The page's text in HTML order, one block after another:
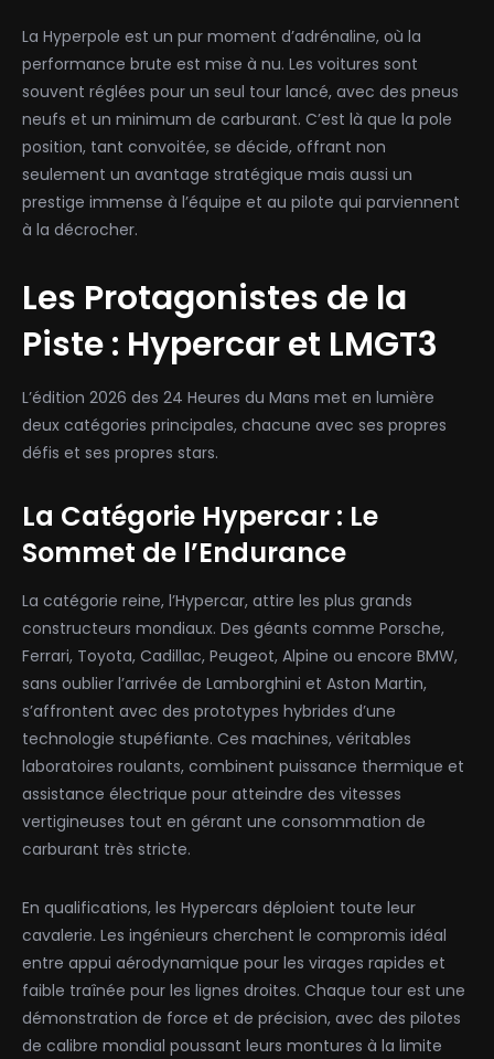
La Hyperpole est un pur moment d’adrénaline, où la
performance brute est mise à nu. Les voitures sont
souvent réglées pour un seul tour lancé, avec des pneus
neufs et un minimum de carburant. C’est là que la pole
position, tant convoitée, se décide, offrant non
seulement un avantage stratégique mais aussi un
prestige immense à l’équipe et au pilote qui parviennent
à la décrocher.
Les Protagonistes de la
Piste : Hypercar et LMGT3
L’édition 2026 des 24 Heures du Mans met en lumière
deux catégories principales, chacune avec ses propres
défis et ses propres stars.
La Catégorie Hypercar : Le
Sommet de l’Endurance
La catégorie reine, l’Hypercar, attire les plus grands
constructeurs mondiaux. Des géants comme Porsche,
Ferrari, Toyota, Cadillac, Peugeot, Alpine ou encore BMW,
sans oublier l’arrivée de Lamborghini et Aston Martin,
s’affrontent avec des prototypes hybrides d’une
technologie stupéfiante. Ces machines, véritables
laboratoires roulants, combinent puissance thermique et
assistance électrique pour atteindre des vitesses
vertigineuses tout en gérant une consommation de
carburant très stricte.
En qualifications, les Hypercars déploient toute leur
cavalerie. Les ingénieurs cherchent le compromis idéal
entre appui aérodynamique pour les virages rapides et
faible traînée pour les lignes droites. Chaque tour est une
démonstration de force et de précision, avec des pilotes
de calibre mondial poussant leurs montures à la limite